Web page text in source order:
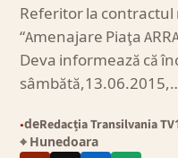
Referitor la
“Amenajare Piaţa
Deva informează că
●deRedacția Transilvania TV
⌖ Hunedoara